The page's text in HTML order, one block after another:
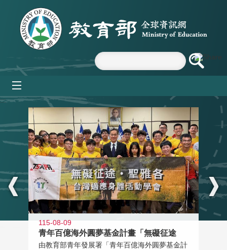
跳到主要內容區塊
:::
115-08-09
青年百億海外圓夢基金計畫「無礙征途
由教育部青年發展署「青年百億海外圓夢基金計